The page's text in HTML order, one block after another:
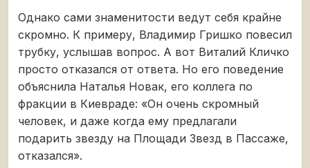
Однако сами знаменитости ведут себя крайне
скромно. К примеру, Владимир Гришко повесил
трубку, услышав вопрос. А вот Виталий Кличко
просто отказался от ответа. Но его поведение
объяснила Наталья Новак, его коллега по
фракции в Киевраде: «Он очень скромный
человек, и даже когда ему предлагали
подарить звезду на Площади Звезд в Пассаже,
отказался».